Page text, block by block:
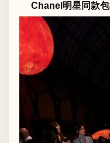
Chanel明星同款